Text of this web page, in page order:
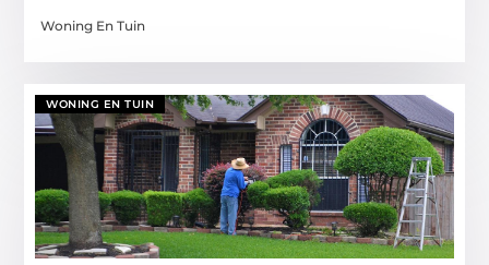
Woning En Tuin
WONING EN TUIN